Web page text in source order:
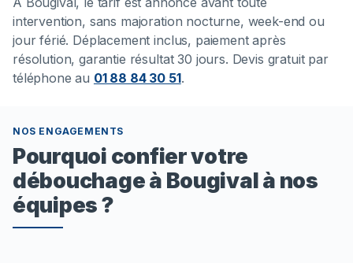
intervention, sans majoration nocturne, week-end ou
jour férié. Déplacement inclus, paiement après
résolution, garantie résultat 30 jours. Devis gratuit par
téléphone au 01 88 84 30 51.
NOS ENGAGEMENTS
Pourquoi confier votre
débouchage à Bougival à nos
équipes ?